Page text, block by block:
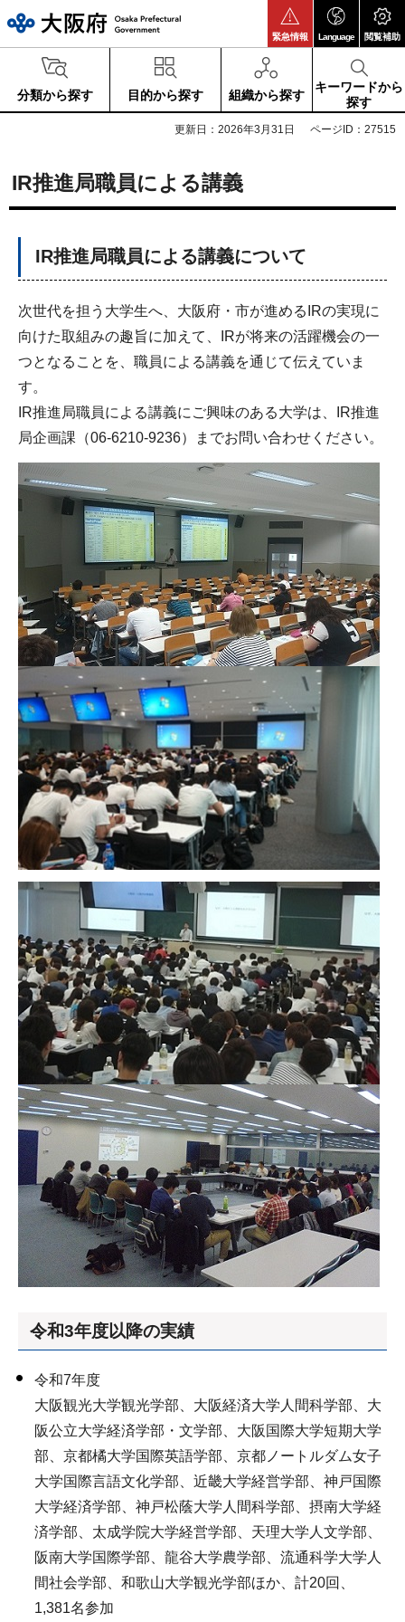
緊急情報 Language 閲覧補助
分類から探す 目的から探す 組織から探す
キーワードから
探す
更新日：2026年3月31日 ページID：27515
IR推進局職員による講義
IR推進局職員による講義について
次世代を担う大学生へ、大阪府・市が進めるIRの実現に
向けた取組みの趣旨に加えて、IRが将来の活躍機会の一
つとなることを、職員による講義を通じて伝えていま
す。
IR推進局職員による講義にご興味のある大学は、IR推進
局企画課（06-6210-9236）までお問い合わせください。
令和3年度以降の実績
令和7年度
大阪観光大学観光学部、大阪経済大学人間科学部、大
阪公立大学経済学部・文学部、大阪国際大学短期大学
部、京都橘大学国際英語学部、京都ノートルダム女子
大学国際言語文化学部、近畿大学経営学部、神戸国際
大学経済学部、神戸松蔭大学人間科学部、摂南大学経
済学部、太成学院大学経営学部、天理大学人文学部、
阪南大学国際学部、龍谷大学農学部、流通科学大学人
間社会学部、和歌山大学観光学部ほか、計20回、
1,381名参加